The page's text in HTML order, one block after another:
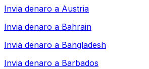
Invia denaro a Austria
Invia denaro a Bahrain
Invia denaro a Bangladesh
Invia denaro a Barbados